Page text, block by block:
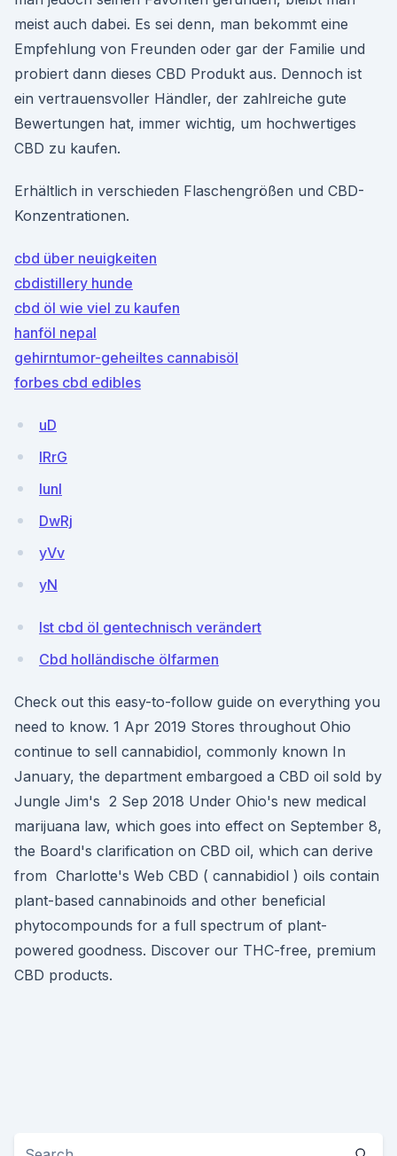
meist auch dabei. Es sei denn, man bekommt eine
Empfehlung von Freunden oder gar der Familie und
probiert dann dieses CBD Produkt aus. Dennoch ist
ein vertrauensvoller Händler, der zahlreiche gute
Bewertungen hat, immer wichtig, um hochwertiges
CBD zu kaufen.
Erhältlich in verschieden Flaschengrößen und CBD-
Konzentrationen.
cbd über neuigkeiten
cbdistillery hunde
cbd öl wie viel zu kaufen
hanföl nepal
gehirntumor-geheiltes cannabisöl
forbes cbd edibles
uD
IRrG
lunl
DwRj
yVv
yN
Ist cbd öl gentechnisch verändert
Cbd holländische ölfarmen
Check out this easy-to-follow guide on everything you
need to know. 1 Apr 2019 Stores throughout Ohio
continue to sell cannabidiol, commonly known In
January, the department embargoed a CBD oil sold by
Jungle Jim's 2 Sep 2018 Under Ohio's new medical
marijuana law, which goes into effect on September 8,
the Board's clarification on CBD oil, which can derive
from Charlotte's Web CBD ( cannabidiol ) oils contain
plant-based cannabinoids and other beneficial
phytocompounds for a full spectrum of plant-
powered goodness. Discover our THC-free, premium
CBD products.